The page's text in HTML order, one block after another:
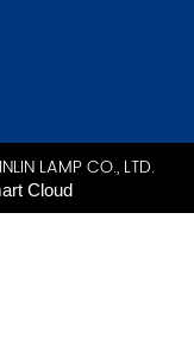
LAMP CO., LTD.